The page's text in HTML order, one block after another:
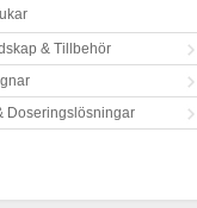
& Tillbehör
Doseringslösningar